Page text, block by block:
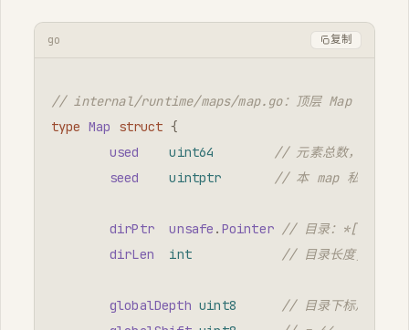
go 复制
// internal/runtime/maps/map.go：顶层 Map（速写）
type Map struct {
used
uint64
// 元素总数，len()
seed
uintptr // 本 map 私有的哈
dirPtr unsafe . Pointer // 目录：
dirLen
int // 目录长度；小
globalDepth uint8
// 目录下标用哈希的